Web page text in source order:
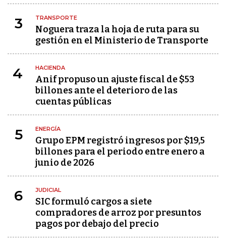
3 TRANSPORTE
Noguera traza la hoja de ruta para su
gestión en el Ministerio de Transporte
4 HACIENDA
Anif propuso un ajuste fiscal de $53
billones ante el deterioro de las
cuentas públicas
5 ENERGÍA
Grupo EPM registró ingresos por $19,5
billones para el periodo entre enero a
junio de 2026
6 JUDICIAL
SIC formuló cargos a siete
compradores de arroz por presuntos
pagos por debajo del precio